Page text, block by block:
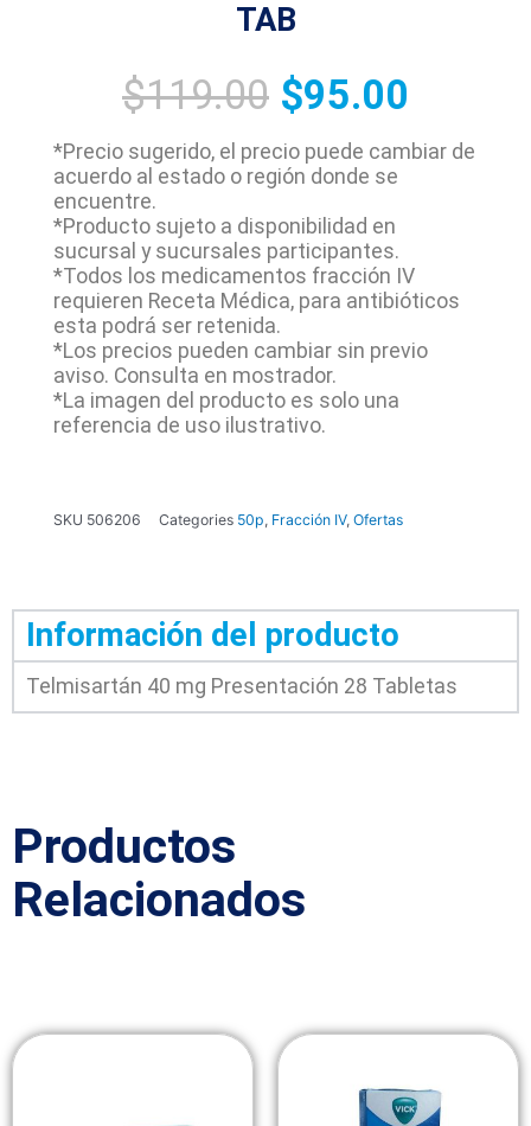
TAB
$119.00 $95.00
*Precio sugerido, el precio puede cambiar de
acuerdo al estado o región donde se
encuentre.
*Producto sujeto a disponibilidad en
sucursal y sucursales participantes.
*Todos los medicamentos fracción IV
requieren Receta Médica, para antibióticos
esta podrá ser retenida.
*Los precios pueden cambiar sin previo
aviso. Consulta en mostrador.
*La imagen del producto es solo una
referencia de uso ilustrativo.
SKU 506206 Categories 50p, Fracción IV, Ofertas
Información del producto
Telmisartán 40 mg Presentación 28 Tabletas
Productos
Relacionados